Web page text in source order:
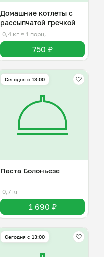
Домашние котлеты с
рассыпчатой гречкой
0,4 кг ≈ 1 порц.
750 ₽
Сегодня с 13:00
Паста Болоньезе
0,7 кг
1 690 ₽
Сегодня с 13:00